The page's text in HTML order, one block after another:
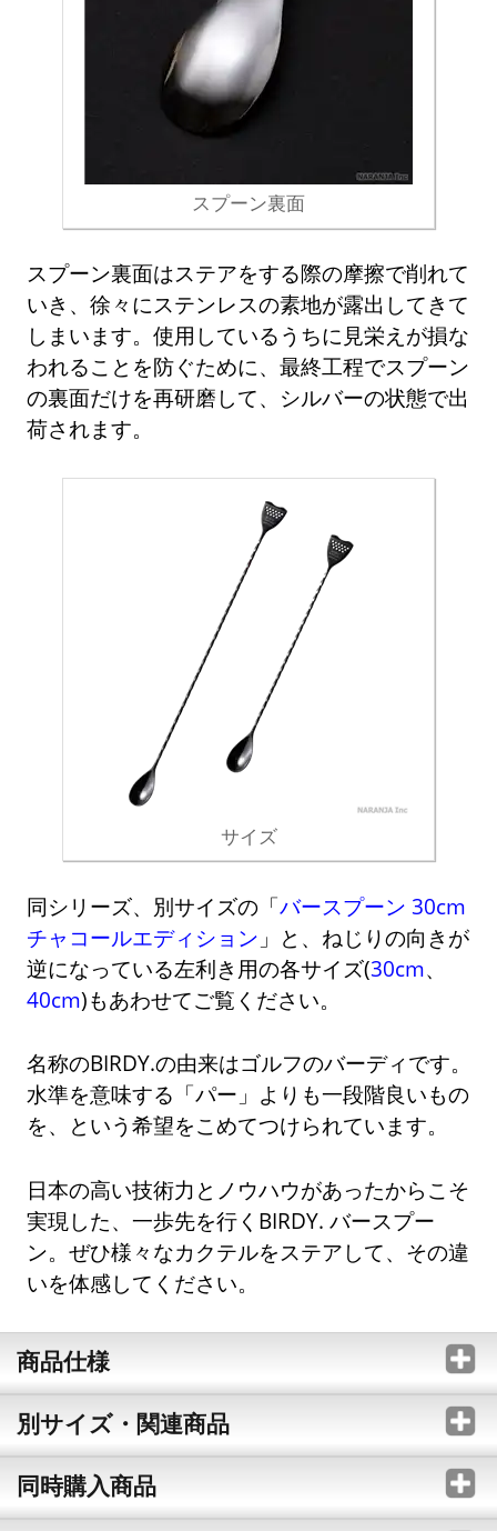
スプーン裏面
スプーン裏面はステアをする際の摩擦で削れて
いき、徐々にステンレスの素地が露出してきて
しまいます。使用しているうちに見栄えが損な
われることを防ぐために、最終工程でスプーン
の裏面だけを再研磨して、シルバーの状態で出
荷されます。
サイズ
同シリーズ、別サイズの「バースプーン 30cm
チャコールエディション 」と、ねじりの向きが
逆になっている左利き用の各サイズ(30cm、
40cm)もあわせてご覧ください。
名称のBIRDY.の由来はゴルフのバーディです。
水準を意味する「パー」よりも一段階良いもの
を、という希望をこめてつけられています。
日本の高い技術力とノウハウがあったからこそ
実現した、一歩先を行くBIRDY. バースプー
ン。ぜひ様々なカクテルをステアして、その違
いを体感してください。
商品仕様
別サイズ・関連商品
同時購入商品